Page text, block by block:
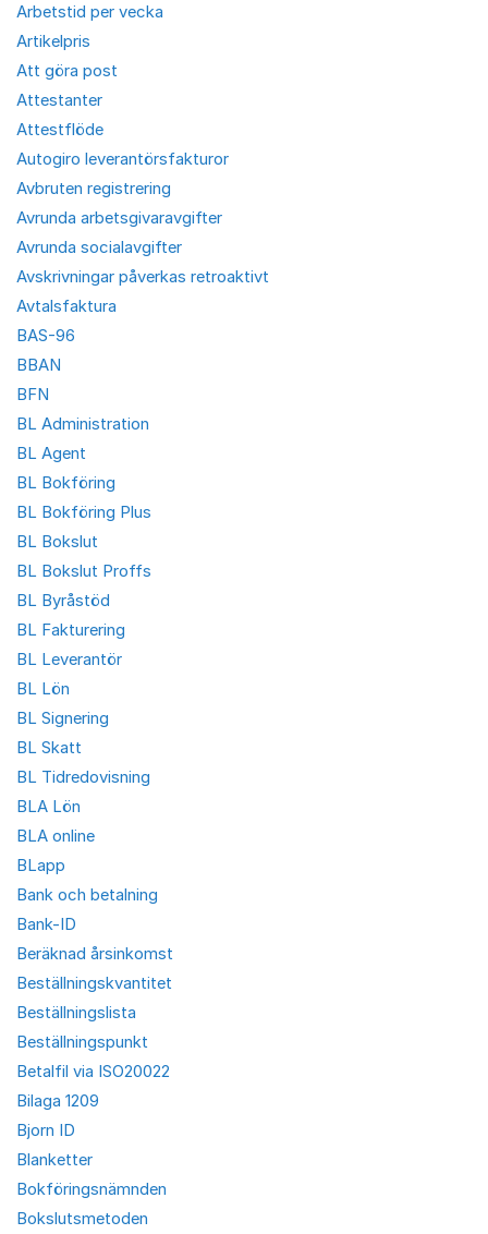
Arbetstid per vecka
Artikelpris
Att göra post
Attestanter
Attestflöde
Autogiro leverantörsfakturor
Avbruten registrering
Avrunda arbetsgivaravgifter
Avrunda socialavgifter
Avskrivningar påverkas retroaktivt
Avtalsfaktura
BAS-96
BBAN
BFN
BL Administration
BL Agent
BL Bokföring
BL Bokföring Plus
BL Bokslut
BL Bokslut Proffs
BL Byråstöd
BL Fakturering
BL Leverantör
BL Lön
BL Signering
BL Skatt
BL Tidredovisning
BLA Lön
BLA online
BLapp
Bank och betalning
Bank-ID
Beräknad årsinkomst
Beställningskvantitet
Beställningslista
Beställningspunkt
Betalfil via ISO20022
Bilaga 1209
Bjorn ID
Blanketter
Bokföringsnämnden
Bokslutsmetoden